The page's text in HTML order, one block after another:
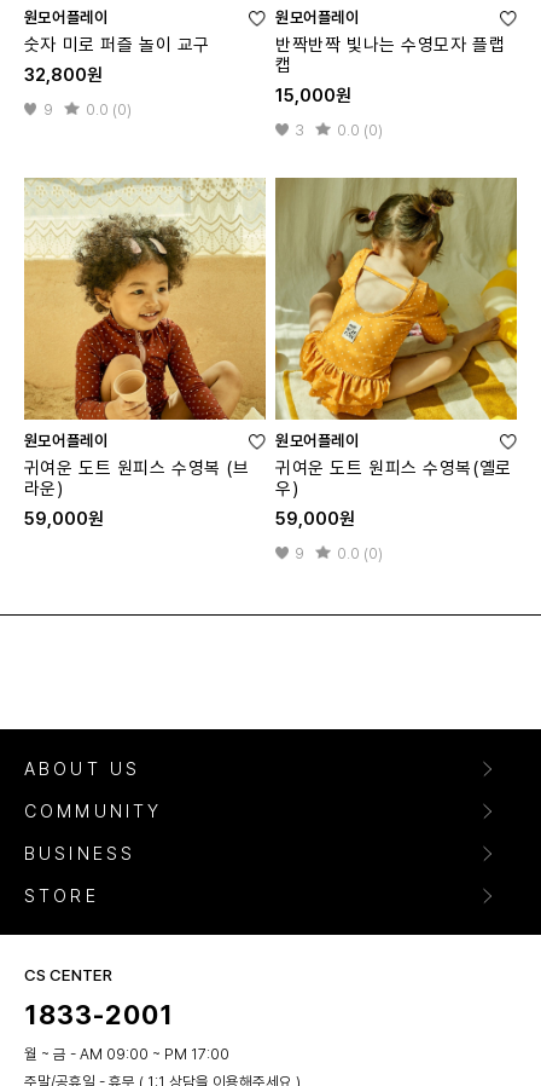
원모어플레이
숫자 미로 퍼즐 놀이 교구
32,800원
9 0.0 (0)
원모어플레이
반짝반짝 빛나는 수영모자 플랩
캡
15,000원
3 0.0 (0)
원모어플레이
귀여운 도트 원피스 수영복 (브
라운)
59,000원
원모어플레이
귀여운 도트 원피스 수영복(옐로
우)
59,000원
9 0.0 (0)
ABOUT US
COMMUNITY
BUSINESS
STORE
CS CENTER
1833-2001
월 ~ 금 - AM 09:00 ~ PM 17:00
주말/공휴일 - 휴무 ( 1:1 상담을 이용해주세요 )